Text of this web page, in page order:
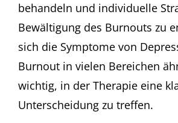
behandeln und individuelle
Bewältigung des Burnouts zu
sich die Symptome von
Burnout in vielen Bereichen
wichtig, in der Therapie eine
Unterscheidung zu treffen.